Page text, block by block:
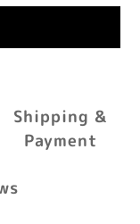
Shipping &
Payment